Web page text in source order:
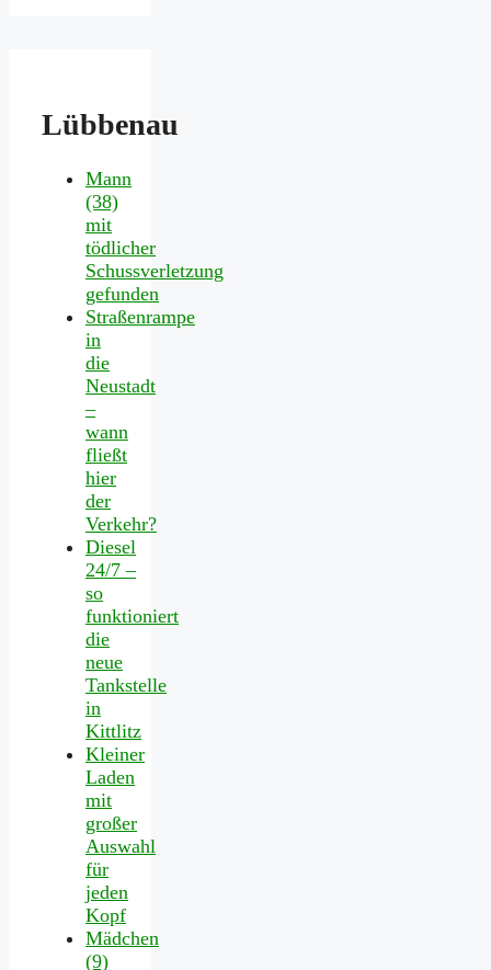
Lübbenau
Mann
(38)
mit
tödlicher
Schussverletzung
gefunden
Straßenrampe
in
die
Neustadt
–
wann
fließt
hier
der
Verkehr?
Diesel
24/7 –
so
funktioniert
die
neue
Tankstelle
in
Kittlitz
Kleiner
Laden
mit
großer
Auswahl
für
jeden
Kopf
Mädchen
(9)